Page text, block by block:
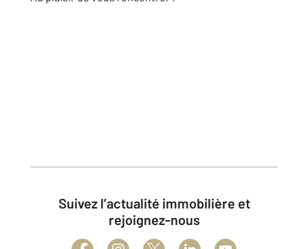
Suivez l’actualité immobilière et
rejoignez-nous